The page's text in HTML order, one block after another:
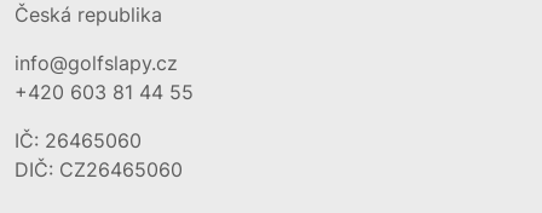
Česká republika
info@golfslapy.cz
+420 603 81 44 55
IČ: 26465060
DIČ: CZ26465060